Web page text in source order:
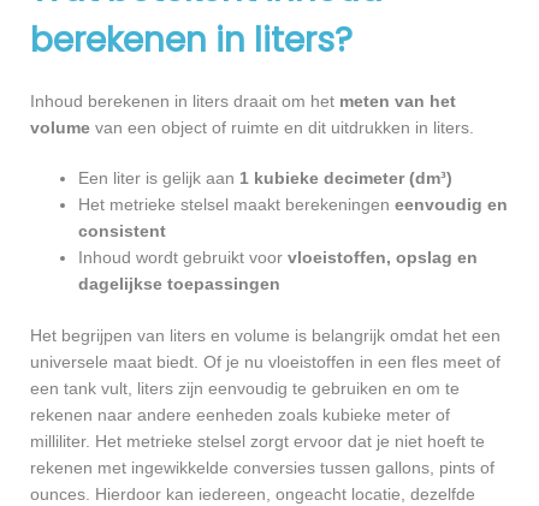
berekenen in liters?
Inhoud berekenen in liters draait om het meten van het
volume van een object of ruimte en dit uitdrukken in liters.
Een liter is gelijk aan 1 kubieke decimeter (dm³)
Het metrieke stelsel maakt berekeningen eenvoudig en
consistent
Inhoud wordt gebruikt voor vloeistoffen, opslag en
dagelijkse toepassingen
Het begrijpen van liters en volume is belangrijk omdat het een
universele maat biedt. Of je nu vloeistoffen in een fles meet of
een tank vult, liters zijn eenvoudig te gebruiken en om te
rekenen naar andere eenheden zoals kubieke meter of
milliliter. Het metrieke stelsel zorgt ervoor dat je niet hoeft te
rekenen met ingewikkelde conversies tussen gallons, pints of
ounces. Hierdoor kan iedereen, ongeacht locatie, dezelfde